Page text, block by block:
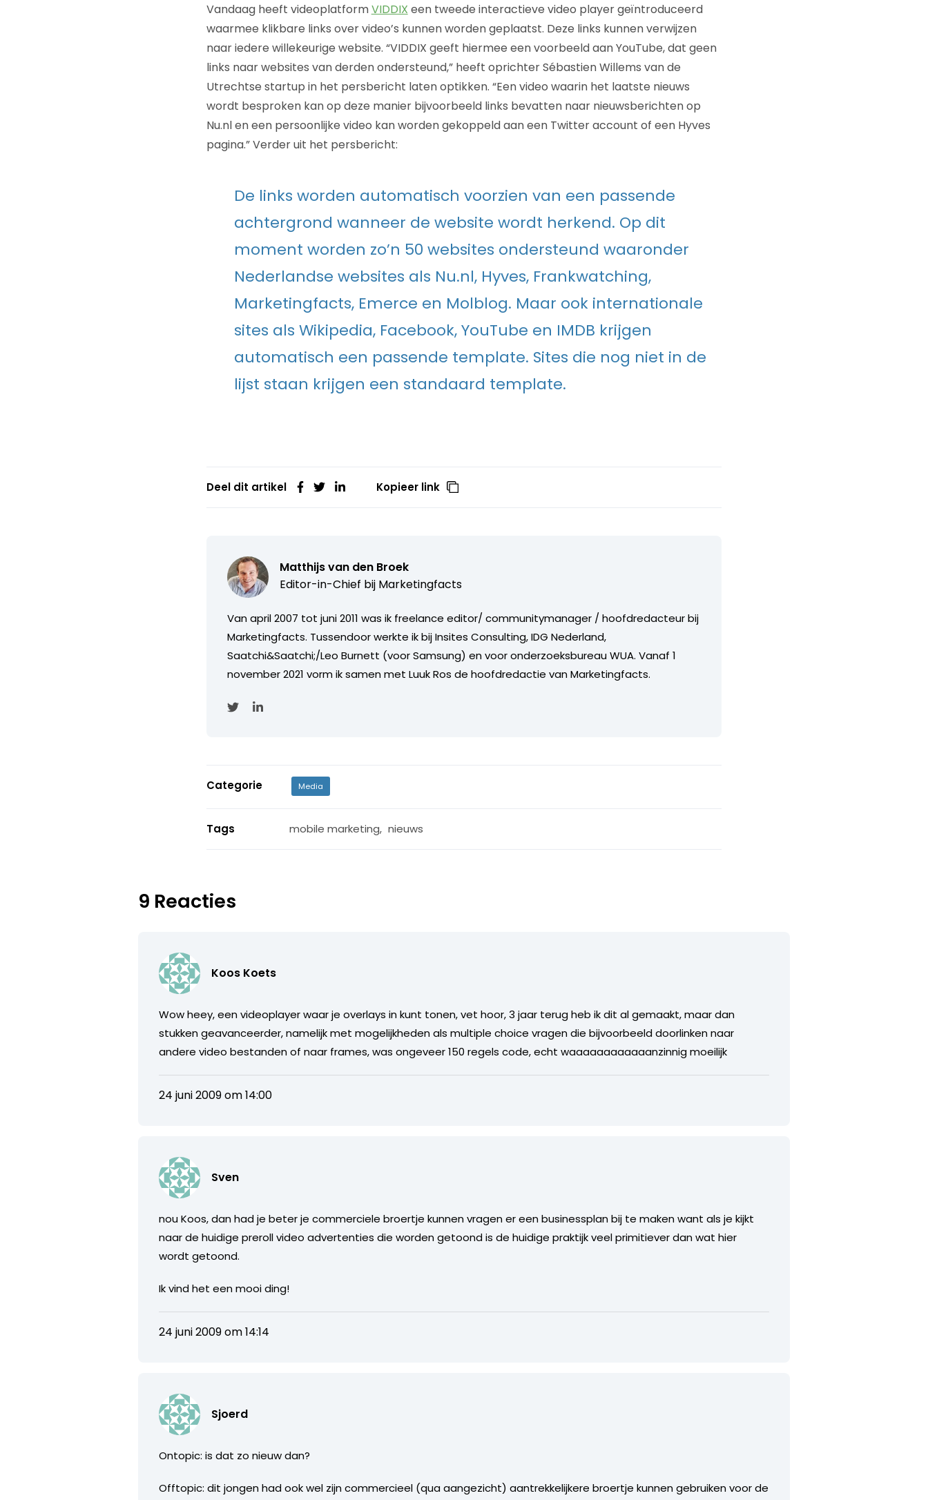
Vandaag heeft videoplatformVIDDIX een tweede interactieve video player geïntroduceerd
waarmee klikbare links over video’s kunnen worden geplaatst. Deze links kunnen verwijzen
naar iedere willekeurige website. “VIDDIX geeft hiermee een voorbeeld aan YouTube, dat geen
links naar websites van derden ondersteund,” heeft oprichter Sébastien Willems van de
Utrechtse startup in het persbericht laten optikken. “Een video waarin het laatste nieuws
wordt besproken kan op deze manier bijvoorbeeld links bevatten naar nieuwsberichten op
Nu.nl en een persoonlijke video kan worden gekoppeld aan een Twitter account of een Hyves
pagina.” Verder uit het persbericht:
De links worden automatisch voorzien van een passende
achtergrond wanneer de website wordt herkend. Op dit
moment worden zo’n 50 websites ondersteund waaronder
Nederlandse websites als Nu.nl, Hyves, Frankwatching,
Marketingfacts, Emerce en Molblog. Maar ook internationale
sites als Wikipedia, Facebook, YouTube en IMDB krijgen
automatisch een passende template. Sites die nog niet in de
lijst staan krijgen een standaard template.
Deel dit artikel Kopieer link
Matthijs van den Broek
Editor-in-Chief bij Marketingfacts
Van april 2007 tot juni 2011 was ik freelance editor/ communitymanager / hoofdredacteur bij
Marketingfacts. Tussendoor werkte ik bij Insites Consulting, IDG Nederland,
Saatchi&Saatchi;/Leo Burnett (voor Samsung) en voor onderzoeksbureau WUA. Vanaf 1
november 2021 vorm ik samen met Luuk Ros de hoofdredactie van Marketingfacts.
Categorie Media
Tags mobile marketing, nieuws
9 Reacties
Koos Koets
Wow heey, een videoplayer waar je overlays in kunt tonen, vet hoor, 3 jaar terug heb ik dit al gemaakt, maar dan
stukken geavanceerder, namelijk met mogelijkheden als multiple choice vragen die bijvoorbeeld doorlinken naar
andere video bestanden of naar frames, was ongeveer 150 regels code, echt waaaaaaaaaaaanzinnig moeilijk
24 juni 2009 om 14:00
Sven
nou Koos, dan had je beter je commerciele broertje kunnen vragen er een businessplan bij te maken want als je kijkt
naar de huidige preroll video advertenties die worden getoond is de huidige praktijk veel primitiever dan wat hier
wordt getoond.
Ik vind het een mooi ding!
24 juni 2009 om 14:14
Sjoerd
Ontopic: is dat zo nieuw dan?
Offtopic: dit jongen had ook wel zijn commercieel (qua aangezicht) aantrekkelijkere broertje kunnen gebruiken voor de